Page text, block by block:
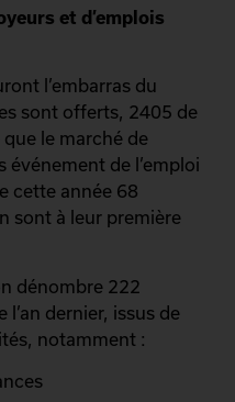
et d’emplois
l’embarras du
sont offerts, 2405 de
que le marché de
événement de l’emploi
cette année 68
sont à leur première
dénombre 222
dernier, issus de
notamment :